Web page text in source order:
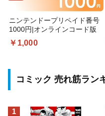
ニンテンドープリペイド番号
1000円|オンラインコード版
￥1,000
コミック 売れ筋ラン
1